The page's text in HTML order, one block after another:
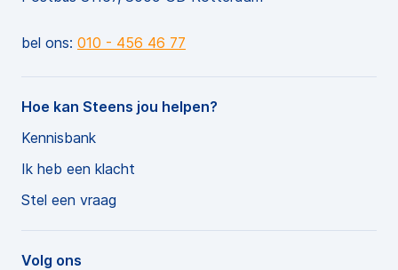
bel ons: 010 - 456 46 77
Hoe kan Steens jou helpen?
Kennisbank
Ik heb een klacht
Stel een vraag
Volg ons